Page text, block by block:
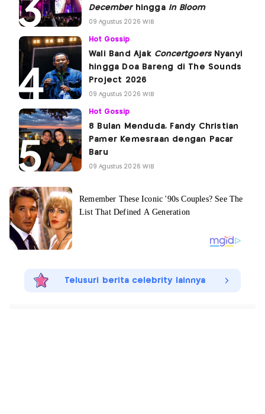
Decemberhingga In Bloom
09 Agustus 2026 WIB
Hot Gossip
Wali Band Ajak ConcertgoersNyanyi
hingga Doa Bareng di The Sounds
Project 2026
09 Agustus 2026 WIB
Hot Gossip
8 Bulan Menduda, Fandy Christian
Pamer Kemesraan dengan Pacar
Baru
09 Agustus 2026 WIB
Telusuri berita celebrity lainnya